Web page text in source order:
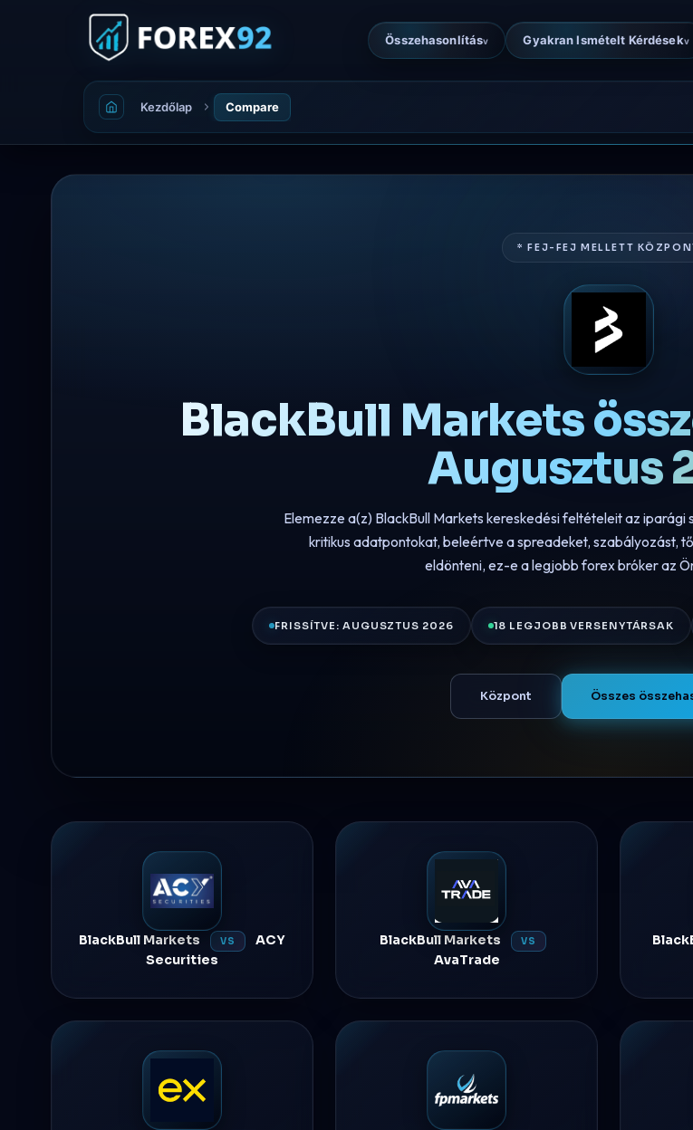
Összehasonlításv Gyakran Ismételt Kérdésekv
Kezdőlap Compare
* FEJ-FEJ MELLETT
BlackBull Markets
Augusztus
Elemezze a(z) BlackBull Markets kereskedési feltételeit az iparági
kritikus adatpontokat, beleértve a spreadeket, szabályozást,
eldönteni, ez-e a legjobb forex bróker az
FRISSÍTVE: AUGUSZTUS 2026 18 LEGJOBB VERSENYTÁRSAK
Központ Összes
BlackBull Markets VS
ACY
Securities
BlackBull Markets VS
AvaTrade